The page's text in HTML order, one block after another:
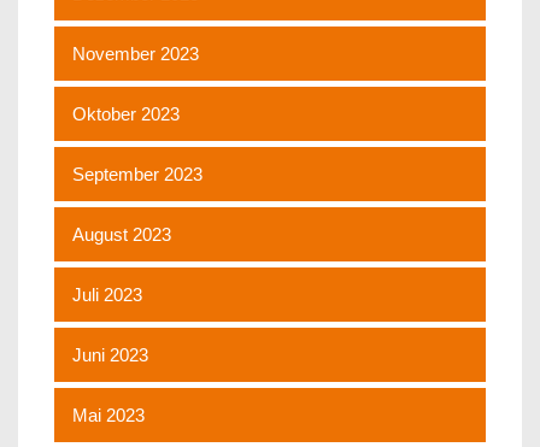
November 2023
Oktober 2023
September 2023
August 2023
Juli 2023
Juni 2023
Mai 2023